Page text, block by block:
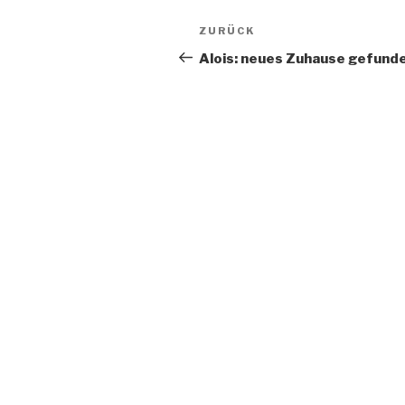
Beitragsnavigation
Vorheriger
Beitrag
ZURÜCK
Alois: neues Zuhause